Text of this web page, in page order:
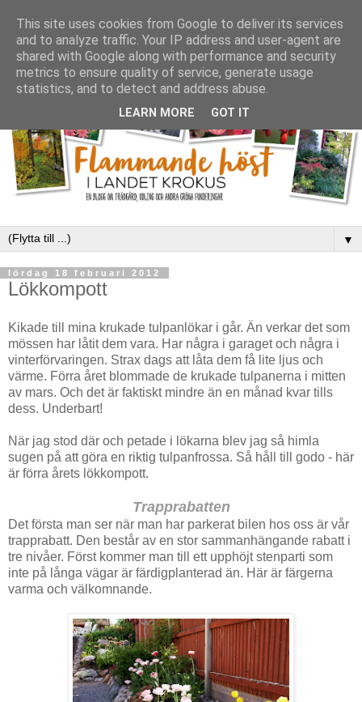
▼
lördag 18 februari 2012
Lökkompott
Kikade till mina krukade tulpanlökar i går. Än verkar det som
mössen har låtit dem vara. Har några i garaget och några i
vinterförvaringen. Strax dags att låta dem få lite ljus och
värme. Förra året blommade de krukade tulpanerna i mitten
av mars. Och det är faktiskt mindre än en månad kvar tills
dess. Underbart!
När jag stod där och petade i lökarna blev jag så himla
sugen på att göra en riktig tulpanfrossa. Så håll till godo - här
är förra årets lökkompott.
Trapprabatten
Det första man ser när man har parkerat bilen hos oss är vår
trapprabatt. Den består av en stor sammanhängande rabatt i
tre nivåer. Först kommer man till ett upphöjt stenparti som
inte på långa vägar är färdigplanterad än. Här är färgerna
varma och välkomnande.
This site uses cookies from Google to deliver its services
and to analyze traffic. Your IP address and user-agent are
shared with Google along with performance and security
metrics to ensure quality of service, generate usage
statistics, and to detect and address abuse.
LEARN MORE GOT IT